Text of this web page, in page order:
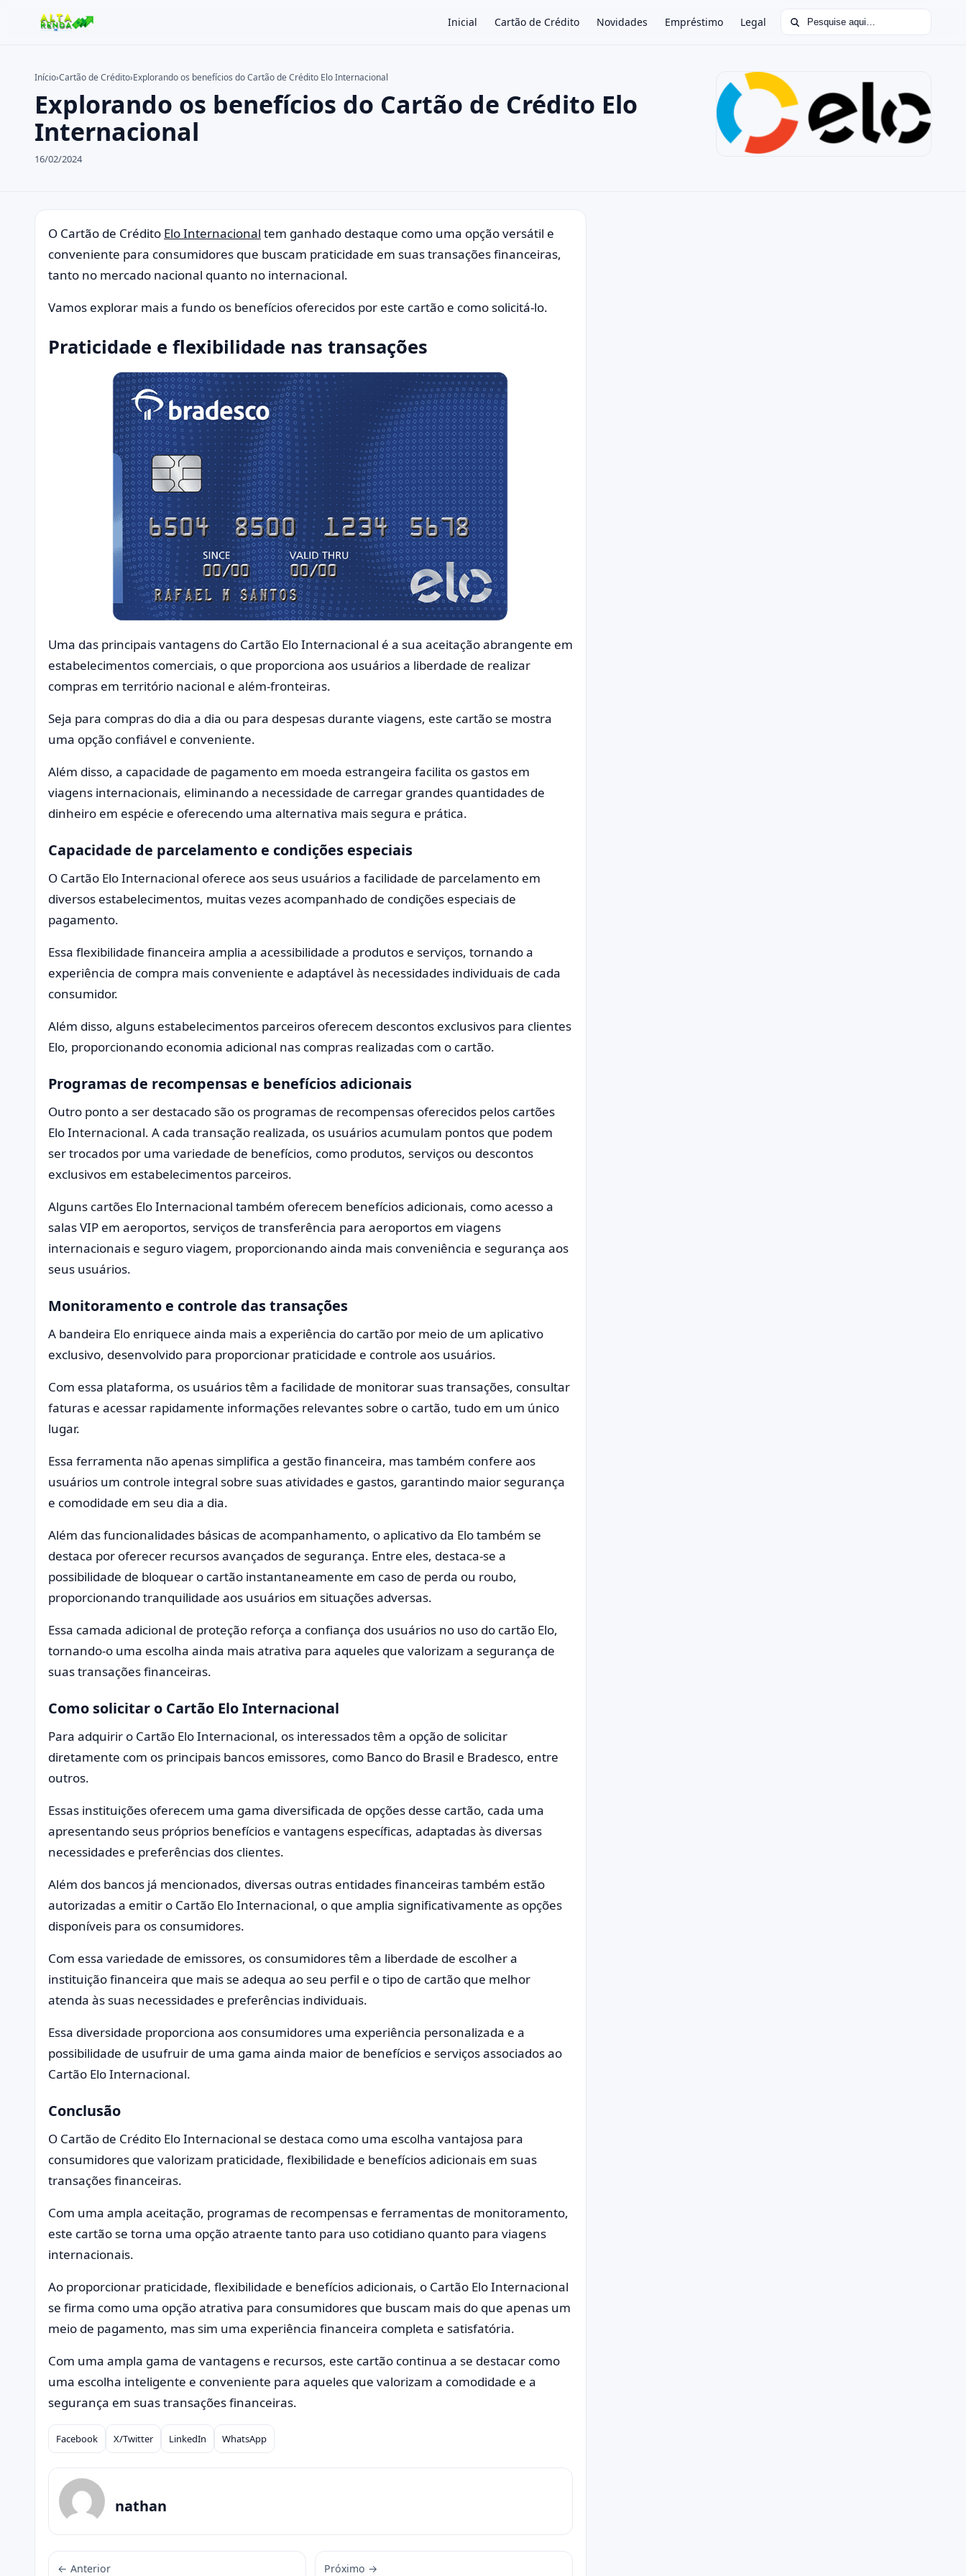
Inicial Cartão de Crédito Novidades Empréstimo Legal Buscar por:
Buscar no site
Buscar por:
Pressione Enter para buscar ou ESC para fechar.
Início›Cartão de Crédito›Explorando os benefícios do Cartão de Crédito Elo Internacional
Explorando os benefícios do Cartão de Crédito Elo
Internacional
16/02/2024
O Cartão de Crédito Elo Internacional tem ganhado destaque como uma opção versátil e
conveniente para consumidores que buscam praticidade em suas transações financeiras,
tanto no mercado nacional quanto no internacional.
Vamos explorar mais a fundo os benefícios oferecidos por este cartão e como solicitá-lo.
Praticidade e flexibilidade nas transações
Uma das principais vantagens do Cartão Elo Internacional é a sua aceitação abrangente em
estabelecimentos comerciais, o que proporciona aos usuários a liberdade de realizar
compras em território nacional e além-fronteiras.
Seja para compras do dia a dia ou para despesas durante viagens, este cartão se mostra
uma opção confiável e conveniente.
Além disso, a capacidade de pagamento em moeda estrangeira facilita os gastos em
viagens internacionais, eliminando a necessidade de carregar grandes quantidades de
dinheiro em espécie e oferecendo uma alternativa mais segura e prática.
Capacidade de parcelamento e condições especiais
O Cartão Elo Internacional oferece aos seus usuários a facilidade de parcelamento em
diversos estabelecimentos, muitas vezes acompanhado de condições especiais de
pagamento.
Essa flexibilidade financeira amplia a acessibilidade a produtos e serviços, tornando a
experiência de compra mais conveniente e adaptável às necessidades individuais de cada
consumidor.
Além disso, alguns estabelecimentos parceiros oferecem descontos exclusivos para clientes
Elo, proporcionando economia adicional nas compras realizadas com o cartão.
Programas de recompensas e benefícios adicionais
Outro ponto a ser destacado são os programas de recompensas oferecidos pelos cartões
Elo Internacional. A cada transação realizada, os usuários acumulam pontos que podem
ser trocados por uma variedade de benefícios, como produtos, serviços ou descontos
exclusivos em estabelecimentos parceiros.
Alguns cartões Elo Internacional também oferecem benefícios adicionais, como acesso a
salas VIP em aeroportos, serviços de transferência para aeroportos em viagens
internacionais e seguro viagem, proporcionando ainda mais conveniência e segurança aos
seus usuários.
Monitoramento e controle das transações
A bandeira Elo enriquece ainda mais a experiência do cartão por meio de um aplicativo
exclusivo, desenvolvido para proporcionar praticidade e controle aos usuários.
Com essa plataforma, os usuários têm a facilidade de monitorar suas transações, consultar
faturas e acessar rapidamente informações relevantes sobre o cartão, tudo em um único
lugar.
Essa ferramenta não apenas simplifica a gestão financeira, mas também confere aos
usuários um controle integral sobre suas atividades e gastos, garantindo maior segurança
e comodidade em seu dia a dia.
Além das funcionalidades básicas de acompanhamento, o aplicativo da Elo também se
destaca por oferecer recursos avançados de segurança. Entre eles, destaca-se a
possibilidade de bloquear o cartão instantaneamente em caso de perda ou roubo,
proporcionando tranquilidade aos usuários em situações adversas.
Essa camada adicional de proteção reforça a confiança dos usuários no uso do cartão Elo,
tornando-o uma escolha ainda mais atrativa para aqueles que valorizam a segurança de
suas transações financeiras.
Como solicitar o Cartão Elo Internacional
Para adquirir o Cartão Elo Internacional, os interessados têm a opção de solicitar
diretamente com os principais bancos emissores, como Banco do Brasil e Bradesco, entre
outros.
Essas instituições oferecem uma gama diversificada de opções desse cartão, cada uma
apresentando seus próprios benefícios e vantagens específicas, adaptadas às diversas
necessidades e preferências dos clientes.
Além dos bancos já mencionados, diversas outras entidades financeiras também estão
autorizadas a emitir o Cartão Elo Internacional, o que amplia significativamente as opções
disponíveis para os consumidores.
Com essa variedade de emissores, os consumidores têm a liberdade de escolher a
instituição financeira que mais se adequa ao seu perfil e o tipo de cartão que melhor
atenda às suas necessidades e preferências individuais.
Essa diversidade proporciona aos consumidores uma experiência personalizada e a
possibilidade de usufruir de uma gama ainda maior de benefícios e serviços associados ao
Cartão Elo Internacional.
Conclusão
O Cartão de Crédito Elo Internacional se destaca como uma escolha vantajosa para
consumidores que valorizam praticidade, flexibilidade e benefícios adicionais em suas
transações financeiras.
Com uma ampla aceitação, programas de recompensas e ferramentas de monitoramento,
este cartão se torna uma opção atraente tanto para uso cotidiano quanto para viagens
internacionais.
Ao proporcionar praticidade, flexibilidade e benefícios adicionais, o Cartão Elo Internacional
se firma como uma opção atrativa para consumidores que buscam mais do que apenas um
meio de pagamento, mas sim uma experiência financeira completa e satisfatória.
Com uma ampla gama de vantagens e recursos, este cartão continua a se destacar como
uma escolha inteligente e conveniente para aqueles que valorizam a comodidade e a
segurança em suas transações financeiras.
Compartilhar
Facebook X/Twitter LinkedIn WhatsApp
nathan
← Anterior Próximo →